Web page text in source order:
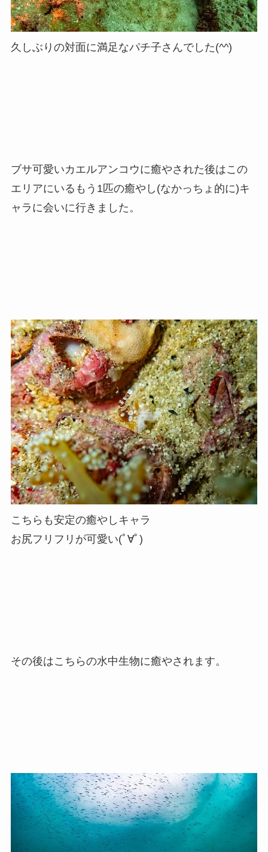
久しぶりの対面に満足なパチ子さんでした(^^)
ブサ可愛いカエルアンコウに癒やされた後はこの
エリアにいるもう1匹の癒やし(なかっちょ的に)キ
ャラに会いに行きました。
こちらも安定の癒やしキャラ
お尻フリフリが可愛い(ﾟ∀ﾟ)
その後はこちらの水中生物に癒やされます。